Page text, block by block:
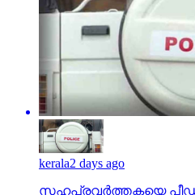
kerala2 days ago
സഹപ്രവര്‍ത്തകയെ